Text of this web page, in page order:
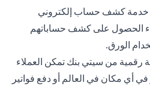
خدمة كشف حساب إلكتروني
الحصول على كشف حساباتهم
الورق.
رقمية من سيتي بنك تمكن العملاء
أي مكان في العالم أو دفع فواتير